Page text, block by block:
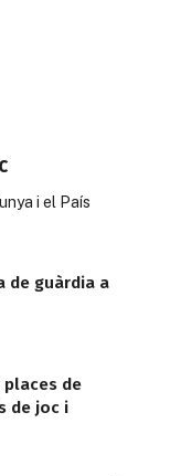
i el País
de guàrdia a
places de
de joc i